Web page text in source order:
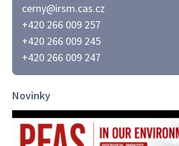
cerny@irsm.cas.cz
+420 266 009 257
+420 266 009 245
+420 266 009 247
Novinky